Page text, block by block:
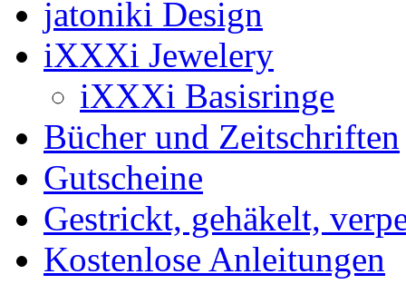
jatoniki Design
iXXXi Jewelery
iXXXi Basisringe
Bücher und Zeitschriften
Gutscheine
Gestrickt, gehäkelt,
Kostenlose Anleitungen